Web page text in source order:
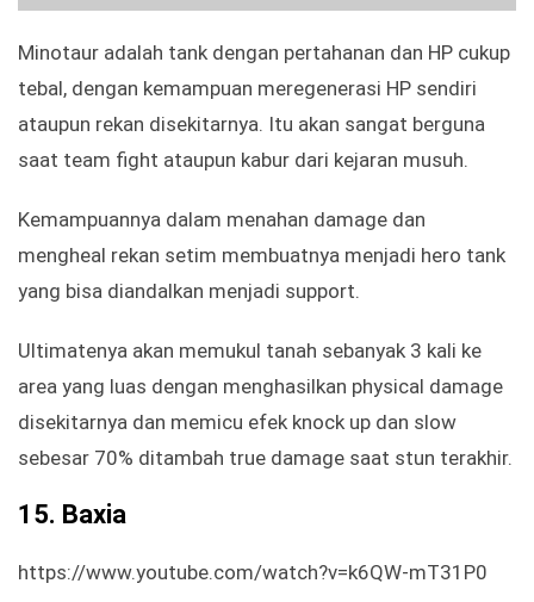
Minotaur adalah tank dengan pertahanan dan HP cukup
tebal, dengan kemampuan meregenerasi HP sendiri
ataupun rekan disekitarnya. Itu akan sangat berguna
saat team fight ataupun kabur dari kejaran musuh.
Kemampuannya dalam menahan damage dan
mengheal rekan setim membuatnya menjadi hero tank
yang bisa diandalkan menjadi support.
Ultimatenya akan memukul tanah sebanyak 3 kali ke
area yang luas dengan menghasilkan physical damage
disekitarnya dan memicu efek knock up dan slow
sebesar 70% ditambah true damage saat stun terakhir.
15. Baxia
https://www.youtube.com/watch?v=k6QW-mT31P0